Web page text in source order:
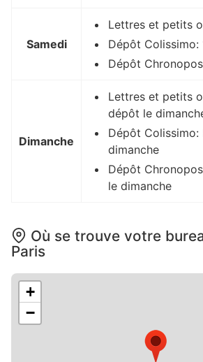
Samedi
Lettres et petits
Dépôt Colissimo:
Dépôt
Dimanche
Lettres et petits
dépôt le
Dépôt
dimanche
Dépôt
le dimanche
Où se trouve votre
Paris
+
−